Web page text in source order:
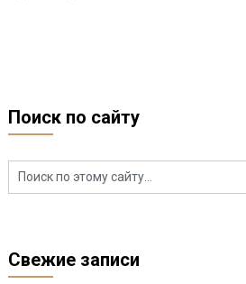
Поиск по сайту
Свежие записи